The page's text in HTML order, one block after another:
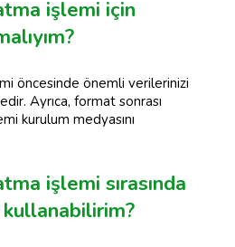
işlemi için
öncesinde önemli verilerinizi
Ayrıca, format sonrası
kurulum medyasını
işlemi sırasında